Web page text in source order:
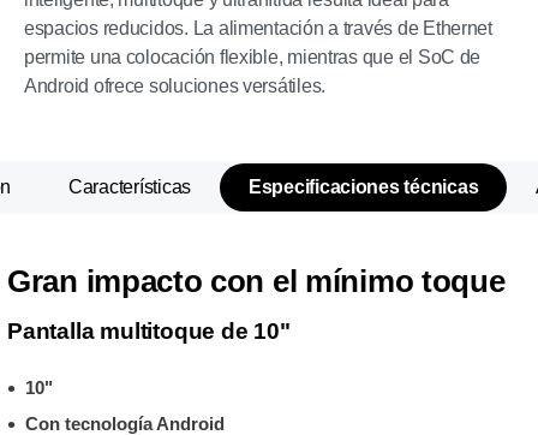
espacios reducidos. La alimentación a través de Ethernet
permite una colocación flexible, mientras que el SoC de
Android ofrece soluciones versátiles.
Características Especificaciones técnicas
Gran impacto con el mínimo toque
Pantalla multitoque de 10"
10"
Con tecnología Android